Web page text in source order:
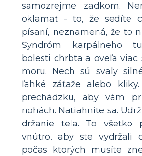
samozrejme zadkom.
oklamať - to, že sedíte
písaní, neznamená, že to
Syndróm karpálneho
bolesti chrbta a oveľa viac
moru. Nech sú svaly
ľahké záťaže alebo
prechádzku, aby vám
nohách. Natiahnite sa.
držanie tela. To všetko
vnútro, aby ste vydržali
počas ktorých musíte